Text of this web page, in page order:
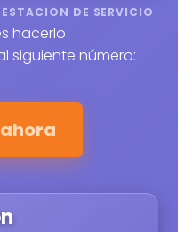
ESTACION DE SERVICIO
hacerlo
siguiente número: